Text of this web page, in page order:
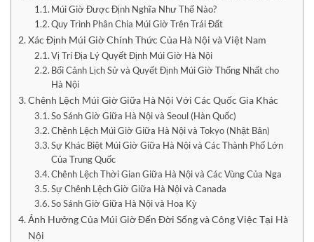
Múi Giờ Được Định Nghĩa Như Thế Nào?
Quy Trình Phân Chia Múi Giờ Trên Trái Đất
Xác Định Múi Giờ Chính Thức Của Hà Nội và Việt Nam
Vị Trí Địa Lý Quyết Định Múi Giờ Hà Nội
Bối Cảnh Lịch Sử và Quyết Định Múi Giờ Thống Nhất cho
Hà Nội
Chênh Lệch Múi Giờ Giữa Hà Nội Với Các Quốc Gia Khác
So Sánh Giờ Giữa Hà Nội và Seoul (Hàn Quốc)
Chênh Lệch Múi Giờ Giữa Hà Nội và Tokyo (Nhật Bản)
Sự Khác Biệt Múi Giờ Giữa Hà Nội và Các Thành Phố Lớn
Của Trung Quốc
Chênh Lệch Thời Gian Giữa Hà Nội và Các Vùng Của Nga
Sự Chênh Lệch Giờ Giữa Hà Nội và Canada
So Sánh Giờ Giữa Hà Nội và Hoa Kỳ
Ảnh Hưởng Của Múi Giờ Đến Đời Sống và Công Việc Tại Hà
Nội